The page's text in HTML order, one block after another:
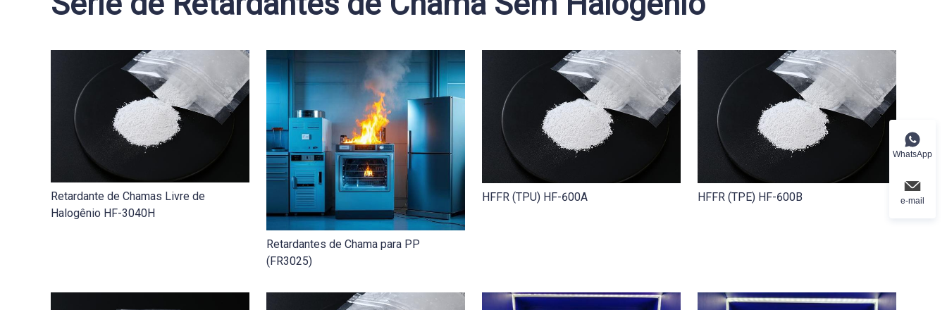
Retardante de Chamas Livre de
Halogênio HF-3040H
Retardantes de Chama para PP
(FR3025)
HFFR (TPU) HF-600A HFFR (TPE) HF-600B
WhatsApp
e-mail